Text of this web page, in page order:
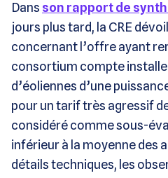
Dans son rapport de
jours plus tard, la CRE
concernant l’offre ayant
consortium compte
d’éoliennes d’une
pour un tarif très agressif
considéré comme sous-
inférieur à la moyenne des
détails techniques, les